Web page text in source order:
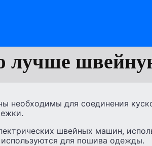
лучше
необходимы для соединения
швейных машин,
для пошива одежды.